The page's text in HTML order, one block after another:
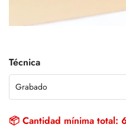
Técnica
📦 Cantidad mínima total: